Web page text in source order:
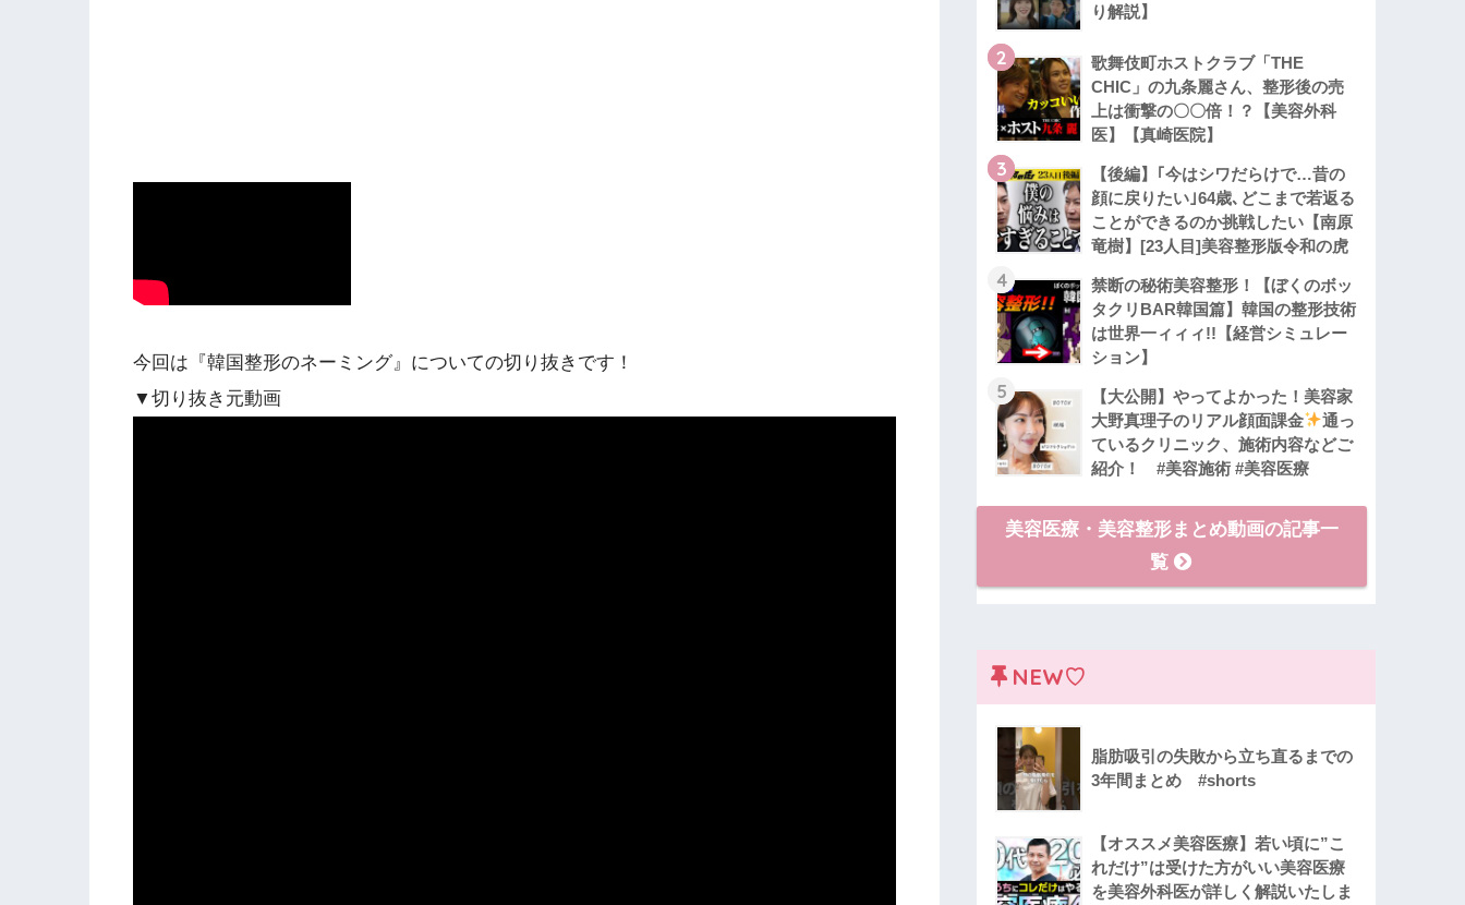
今回は『韓国整形のネーミング』についての切り抜きです！
▼切り抜き元動画
り解説】
2
歌舞伎町ホストクラブ「THE
CHIC」の九条麗さん、整形後の売
上は衝撃の〇〇倍！？【美容外科
医】【真崎医院】
3
【後編】｢今はシワだらけで…昔の
顔に戻りたい｣64歳､どこまで若返る
ことができるのか挑戦したい【南原
竜樹】[23人目]美容整形版令和の虎
4
禁断の秘術美容整形！【ぼくのボッ
タクリBAR韓国篇】韓国の整形技術
は世界一ィィィ!!【経営シミュレー
ション】
5
【大公開】やってよかった！美容家
大野真理子のリアル顔面課金
通っ
ているクリニック、施術内容などご
紹介！ #美容施術 #美容医療
美容医療・美容整形まとめ動画の記事一
覧
NEW♡
脂肪吸引の失敗から立ち直るまでの
3年間まとめ #shorts
【オススメ美容医療】若い頃に”こ
れだけ”は受けた方がいい美容医療
を美容外科医が詳しく解説いたしま